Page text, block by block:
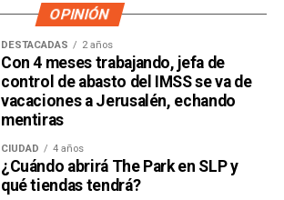
OPINIÓN
DESTACADAS 2 años
Con 4 meses trabajando, jefa de
control de abasto del IMSS se va de
vacaciones a Jerusalén, echando
mentiras
CIUDAD 4 años
¿Cuándo abrirá The Park en SLP y
qué tiendas tendrá?